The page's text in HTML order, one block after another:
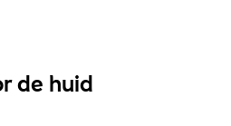
de huid